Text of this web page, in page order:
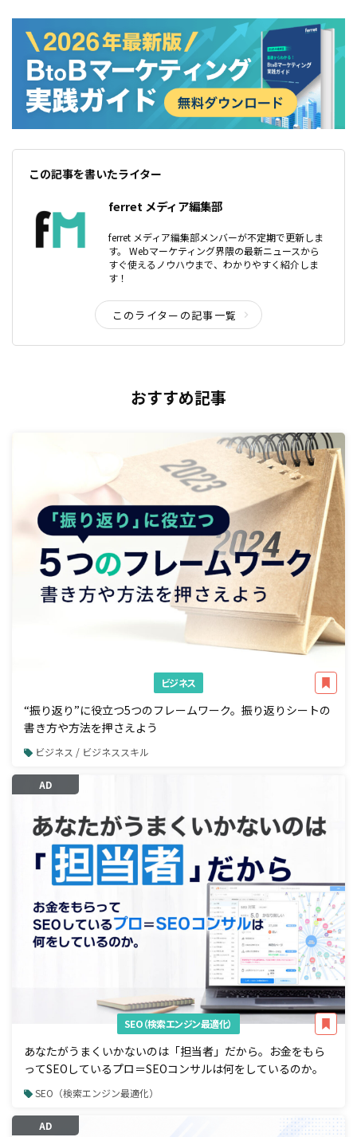
この記事を書いたライター
ferret メディア編集部
ferret メディア編集部メンバーが不定期で更新しま
す。 Webマーケティング界隈の最新ニュースから
すぐ使えるノウハウまで、わかりやすく紹介しま
す！
このライターの記事一覧
おすすめ記事
ビジネス
“振り返り”に役立つ5つのフレームワーク。振り返りシートの
書き方や方法を押さえよう
ビジネス / ビジネススキル
AD
SEO（検索エンジン最適化）
あなたがうまくいかないのは「担当者」だから。お金をもら
ってSEOしているプロ＝SEOコンサルは何をしているのか。
SEO（検索エンジン最適化）
AD